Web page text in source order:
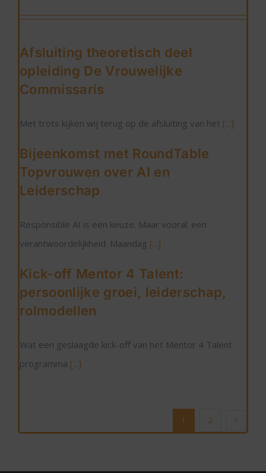
Afsluiting theoretisch deel
opleiding De Vrouwelijke
Commissaris
Met trots kijken wij terug op de afsluiting van het [...]
Bijeenkomst met RoundTable
Topvrouwen over AI en
Leiderschap
Responsible AI is een keuze. Maar vooral: een
verantwoordelijkheid. Maandag [...]
Kick-off Mentor 4 Talent:
persoonlijke groei, leiderschap,
rolmodellen
Wat een geslaagde kick-off van het Mentor 4 Talent
programma [...]
1 2